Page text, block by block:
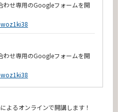
わせ専用のGoogleフォームを開
わせ専用のGoogleフォームを開
よるオンラインで開講します！